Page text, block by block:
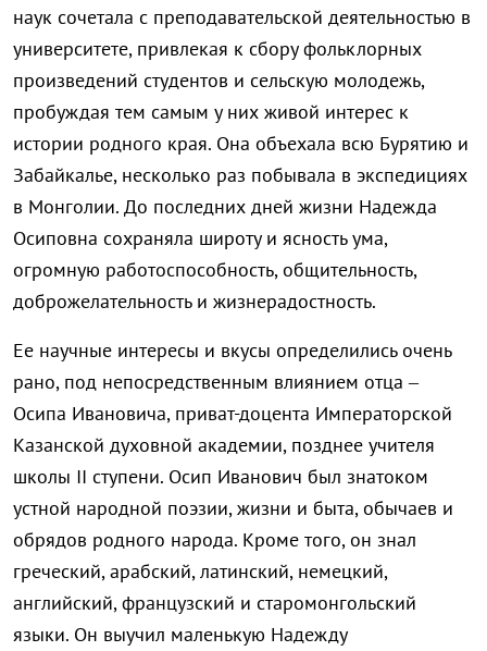
наук сочетала с преподавательской деятельностью в
университете, привлекая к сбору фольклорных
произведений студентов и сельскую молодежь,
пробуждая тем самым у них живой интерес к
истории родного края. Она объехала всю Бурятию и
Забайкалье, несколько раз побывала в экспедициях
в Монголии. До последних дней жизни Надежда
Осиповна сохраняла широту и ясность ума,
огромную работоспособность, общительность,
доброжелательность и жизнерадостность.
Ее научные интересы и вкусы определились очень
рано, под непосредственным влиянием отца –
Осипа Ивановича, приват-доцента Императорской
Казанской духовной академии, позднее учителя
школы II ступени. Осип Иванович был знатоком
устной народной поэзии, жизни и быта, обычаев и
обрядов родного народа. Кроме того, он знал
греческий, арабский, латинский, немецкий,
английский, французский и старомонгольский
языки. Он выучил маленькую Надежду